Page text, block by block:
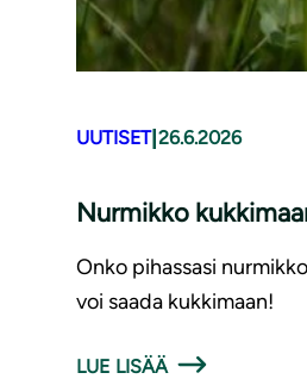
UUTISET| 26.6.2026
Nurmikko
Onko pihassasi
voi saada kukkimaan!
LUE LISÄÄ